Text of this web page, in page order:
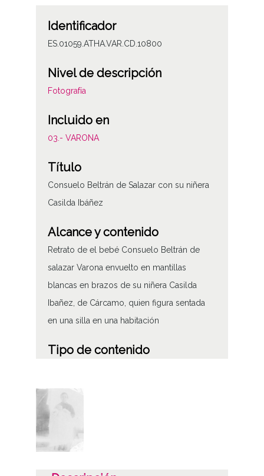
Identificador
ES.01059.ATHA.VAR.CD.10800
Nivel de descripción
Fotografía
Incluido en
03.- VARONA
Título
Consuelo Beltrán de Salazar con su niñera
Casilda Ibáñez
Alcance y contenido
Retrato de el bebé Consuelo Beltrán de
salazar Varona envuelto en mantillas
blancas en brazos de su niñera Casilda
Ibañez, de Cárcamo, quien figura sentada
en una silla en una habitación
Tipo de contenido
Características del soporte
Positivos
Gelatina o colodio P.O.P.
Características físicas: Papel b/n, 11,5x9